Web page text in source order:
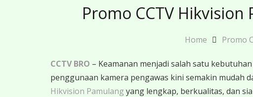
Promo CCTV
Home Promo
CCTV BRO – Keamanan menjadi salah satu
penggunaan kamera pengawas kini semakin mudah
Hikvision Pamulang yang lengkap, berkualitas, dan